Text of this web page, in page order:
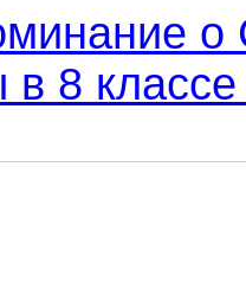
в 8